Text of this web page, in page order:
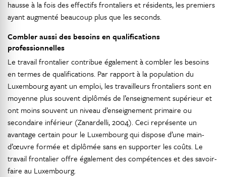
hausse à la fois des effectifs frontaliers et résidents, les premiers
ayant augmenté beaucoup plus que les seconds.
Combler aussi des besoins en qualifications
professionnelles
Le travail frontalier contribue également à combler les besoins
en termes de qualifications. Par rapport à la population du
Luxembourg ayant un emploi, les travailleurs frontaliers sont en
moyenne plus souvent diplômés de l’enseignement supérieur et
ont moins souvent un niveau d’enseignement primaire ou
secondaire inférieur (Zanardelli, 2004). Ceci représente un
avantage certain pour le Luxembourg qui dispose d’une main-
d’œuvre formée et diplômée sans en supporter les coûts. Le
travail frontalier offre également des compétences et des savoir-
faire au Luxembourg.